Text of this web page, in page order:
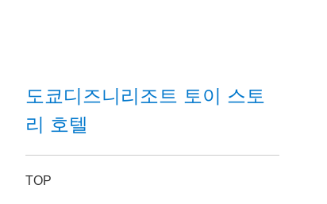
도쿄디즈니리조트 토이 스토
리 호텔
TOP